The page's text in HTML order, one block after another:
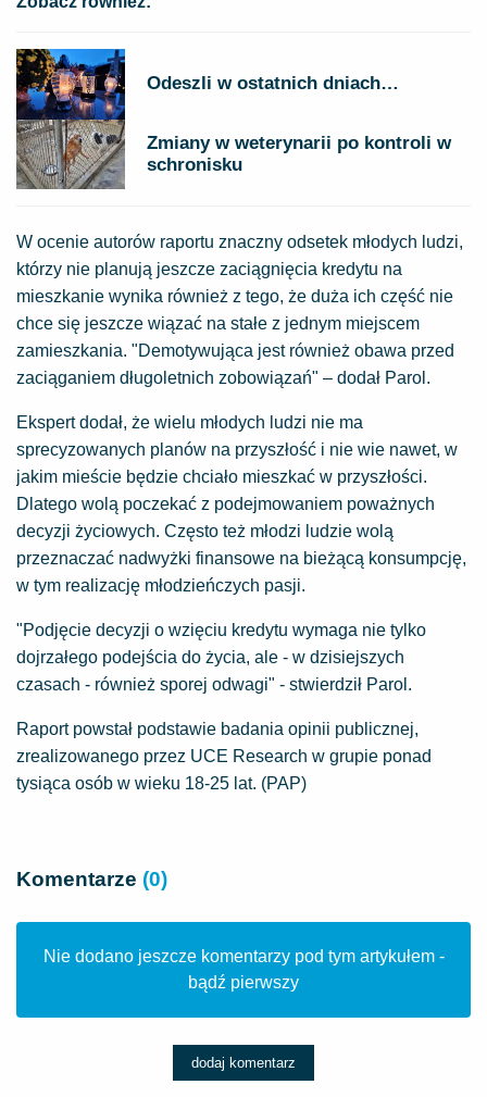
Odeszli w ostatnich dniach…
Zmiany w weterynarii po kontroli w
schronisku
W ocenie autorów raportu znaczny odsetek młodych ludzi,
którzy nie planują jeszcze zaciągnięcia kredytu na
mieszkanie wynika również z tego, że duża ich część nie
chce się jeszcze wiązać na stałe z jednym miejscem
zamieszkania. "Demotywująca jest również obawa przed
zaciąganiem długoletnich zobowiązań" – dodał Parol.
Ekspert dodał, że wielu młodych ludzi nie ma
sprecyzowanych planów na przyszłość i nie wie nawet, w
jakim mieście będzie chciało mieszkać w przyszłości.
Dlatego wolą poczekać z podejmowaniem poważnych
decyzji życiowych. Często też młodzi ludzie wolą
przeznaczać nadwyżki finansowe na bieżącą konsumpcję,
w tym realizację młodzieńczych pasji.
"Podjęcie decyzji o wzięciu kredytu wymaga nie tylko
dojrzałego podejścia do życia, ale - w dzisiejszych
czasach - również sporej odwagi" - stwierdził Parol.
Raport powstał podstawie badania opinii publicznej,
zrealizowanego przez UCE Research w grupie ponad
tysiąca osób w wieku 18-25 lat. (PAP)
Komentarze (0)
Nie dodano jeszcze komentarzy pod tym artykułem -
bądź pierwszy
dodaj komentarz